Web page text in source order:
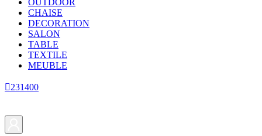
CHAISE
DECORATION
SALON
TABLE
TEXTILE
MEUBLE
231400